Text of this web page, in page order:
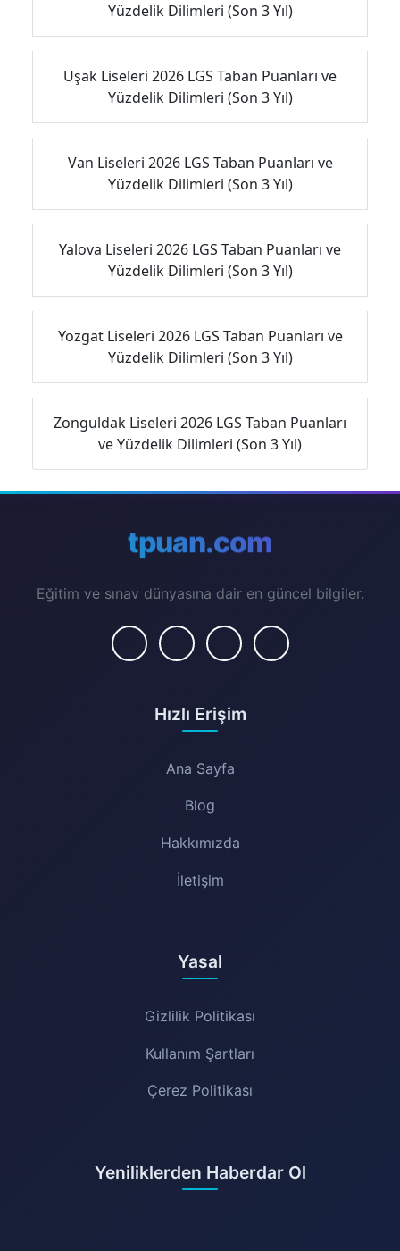
Yüzdelik Dilimleri (Son 3 Yıl)
Uşak Liseleri 2026 LGS Taban Puanları ve
Yüzdelik Dilimleri (Son 3 Yıl)
Van Liseleri 2026 LGS Taban Puanları ve
Yüzdelik Dilimleri (Son 3 Yıl)
Yalova Liseleri 2026 LGS Taban Puanları ve
Yüzdelik Dilimleri (Son 3 Yıl)
Yozgat Liseleri 2026 LGS Taban Puanları ve
Yüzdelik Dilimleri (Son 3 Yıl)
Zonguldak Liseleri 2026 LGS Taban Puanları
ve Yüzdelik Dilimleri (Son 3 Yıl)
tpuan.com
Eğitim ve sınav dünyasına dair en güncel bilgiler.
Hızlı Erişim
Ana Sayfa
Blog
Hakkımızda
İletişim
Yasal
Gizlilik Politikası
Kullanım Şartları
Çerez Politikası
Yeniliklerden Haberdar Ol